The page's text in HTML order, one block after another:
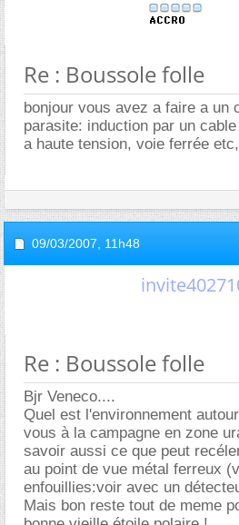
Re : Boussole folle
bonjour vous avez a faire a un
parasite: induction par un
a haute tension, voie ferrée
09/03/2007, 11h48
Re : Boussole folle
Bjr Veneco....
Quel est l'environnement
vous à la campagne en zone
savoir aussi ce que peut
au point de vue métal ferreux
enfouillies:voir avec un
Mais bon reste tout de meme